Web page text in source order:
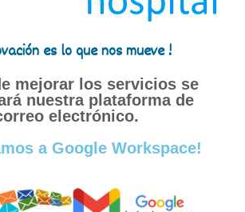
es lo que nos mueve !
mejorar los servicios se
nuestra plataforma de
electrónico.
a Google Workspace!